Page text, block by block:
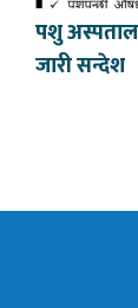
पशु अस्पताल
जारी सन्देश